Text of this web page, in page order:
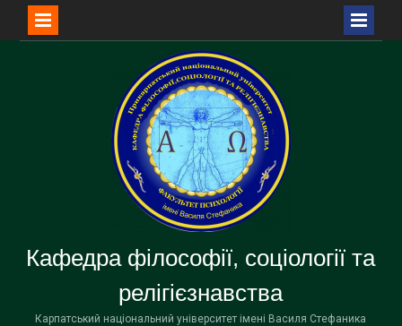
Кафедра філософії, соціології та
релігієзнавства
Карпатський національний університет імені Василя Стефаника